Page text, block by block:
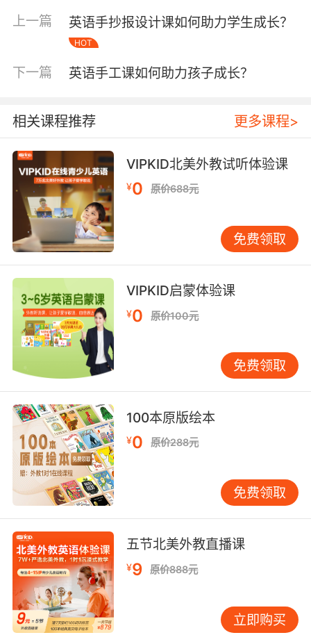
以及对英语文化的深入理解。当学生为了手抄报
主题去搜集英语资料时，他们会接触到丰富的英
语文化知识，拓宽视野，从而更加深入地理解英
语这门语言背后的文化内涵。 二、教学内容与方
法 在教学内容上，“英语手抄报设计课”涵盖了丰
俗，如“西方节日知多少”，学生在准备这个主题
的手抄报时，会去了解圣诞节、感恩节等节日的
起源、传统习俗以及相关的英语表达，将知识融
入到手抄报的文字与画面中。也可以是围绕英语
文学作品展开，像“走进《哈利·波特》的魔法世
界”，促使学生阅读原著片段，提炼关键信息，用
英语进行解读与呈现。 教学方法更是灵活多变。
教师会采用启发式教学，在确定手抄报主题时，
引导学生从日常生活、兴趣爱好出发，挖掘他们
熟悉的英语元素。例如，对于喜欢运动的学生，
教师建议以“奥运会中的英语”为主题，激发学生
的创作热情。同时，小组合作学习也是常用的方
法之一。学生们分组进行手抄报设计，在小组内
分工协作，有的负责资料收集，有的擅长绘画排
版，有的则专注于文字撰写。通过这种合作，学
生们相互交流、相互学习，不仅提高了效率，还
培养了团队精神。在教学过程中，教师还会引入
多媒体资源，展示优秀的英语手抄报范例，让学
生直观地感受不同风格与技巧，从中汲取灵感。
三、学生收获与反馈 学生在“英语手抄报设计课”
中收获颇丰。在知识技能方面，许多学生表示，
以前枯燥难记的英语单词和语法，在手抄报创作
中变得生动起来，记忆也更加深刻。比如，一位
原本对英语语法头疼不已的学生，在撰写手抄报
关于“动物的生活习性”的内容时，为了准确描述
动物的行为，主动查阅语法资料，反复练习句子
结构，之后在语法测试中的成绩有了明显进步。
从情感态度上看，这门课程极大地增强了学生学
习英语的自信心和成就感。当看到自己精心设计
上一篇 英语手抄报设计课如何助力学生成长？
HOT
下一篇 英语手工课如何助力孩子成长？
相关课程推荐 更多课程>
VIPKID北美外教试听体验课
¥0 原价688元
免费领取
VIPKID启蒙体验课
¥0 原价100元
免费领取
100本原版绘本
¥0 原价288元
免费领取
五节北美外教直播课
¥9 原价888元
立即购买